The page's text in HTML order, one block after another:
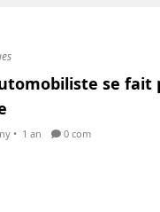
se fait
• 1 an 0 com